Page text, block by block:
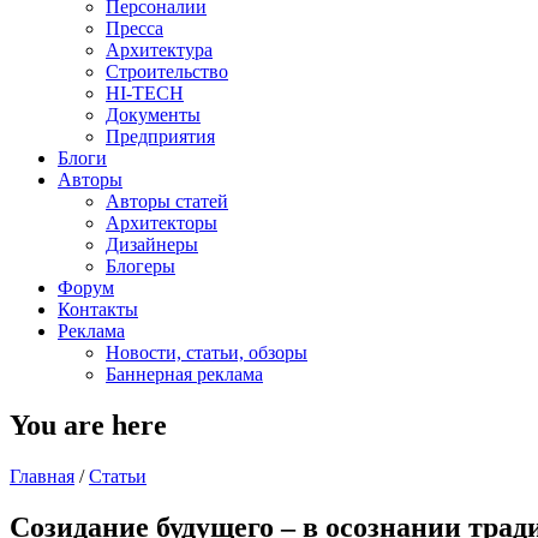
Персоналии
Пресса
Архитектура
Строительство
HI-TECH
Документы
Предприятия
Блоги
Авторы
Авторы статей
Архитекторы
Дизайнеры
Блогеры
Форум
Контакты
Реклама
Новости, статьи, обзоры
Баннерная реклама
You are here
Главная / Статьи
Созидание будущего – в осознании